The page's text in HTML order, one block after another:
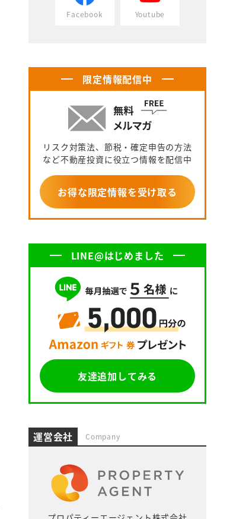
Facebook Youtube
限定情報配信中
リスク対策法、節税・確定申告の方法
など不動産投資に役立つ情報を配信中
お得な限定情報を受け取る
LINE@はじめました
友達追加してみる
運営会社 Company